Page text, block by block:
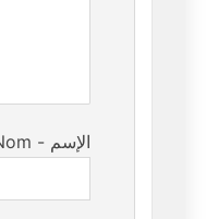
Nom - الإسم